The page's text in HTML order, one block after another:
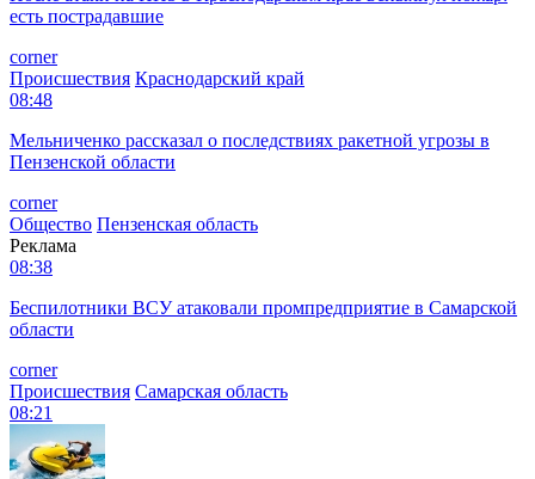
есть пострадавшие
corner
Происшествия Краснодарский край
08:48
Мельниченко рассказал о последствиях ракетной угрозы в
Пензенской области
corner
Общество Пензенская область
Реклама
08:38
Беспилотники ВСУ атаковали промпредприятие в Самарской
области
corner
Происшествия Самарская область
08:21